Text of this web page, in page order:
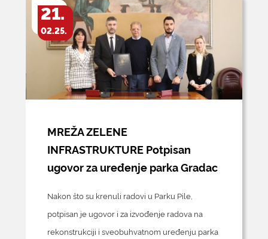
21.
02.25.
MREŽA ZELENE
INFRASTRUKTURE Potpisan
ugovor za uređenje parka Gradac
Nakon što su krenuli radovi u Parku Pile,
potpisan je ugovor i za izvođenje radova na
rekonstrukciji i sveobuhvatnom uređenju parka